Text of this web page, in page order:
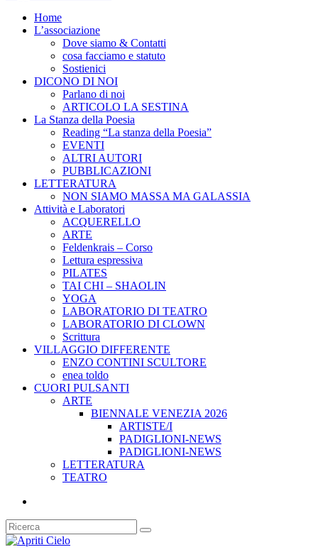
Home
L’associazione
Dove siamo & Contatti
cosa facciamo e statuto
Sostienici
DICONO DI NOI
Parlano di noi
ARTICOLO LA SESTINA
La Stanza della Poesia
Reading “La stanza della Poesia”
EVENTI
ALTRI AUTORI
PUBBLICAZIONI
LETTERATURA
NON SIAMO MASSA MA GALASSIA
Attività e Laboratori
ACQUERELLO
ARTE
Feldenkrais – Corso
Lettura espressiva
PILATES
TAI CHI – SHAOLIN
YOGA
LABORATORIO DI TEATRO
LABORATORIO DI CLOWN
Scrittura
VILLAGGIO DIFFERENTE
ENZO CONTINI SCULTORE
enea toldo
CUORI PULSANTI
ARTE
BIENNALE VENEZIA 2026
ARTISTE/I
PADIGLIONI-NEWS
PADIGLIONI-NEWS
LETTERATURA
TEATRO